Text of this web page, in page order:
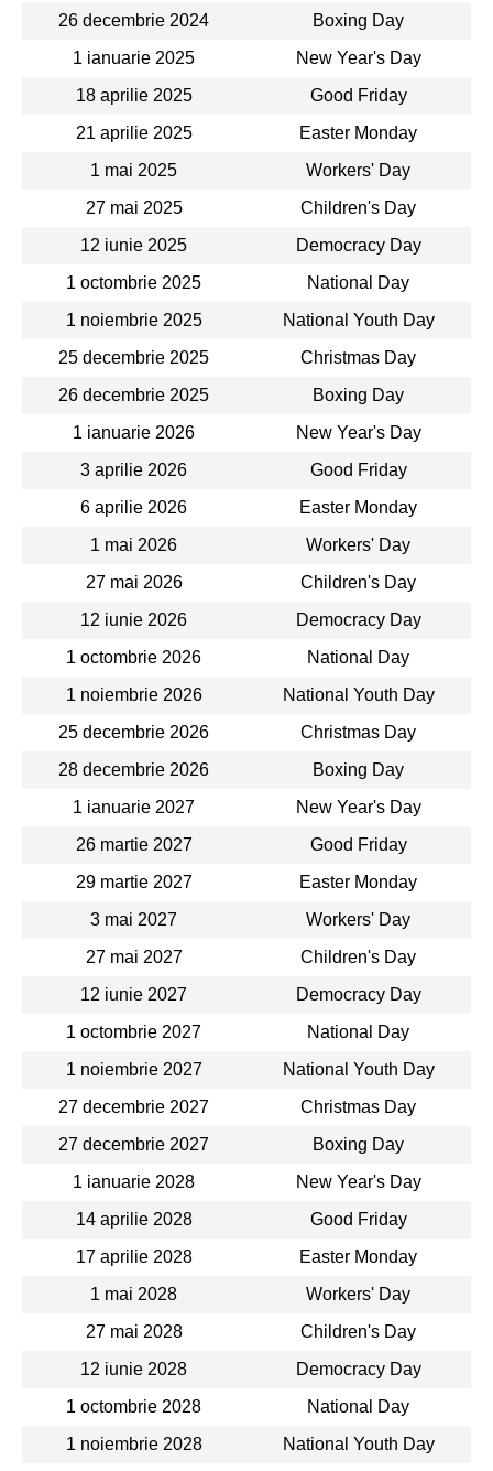
26 decembrie 2024
Boxing Day
1 ianuarie 2025
New Year's Day
18 aprilie 2025
Good Friday
21 aprilie 2025
Easter Monday
1 mai 2025
Workers' Day
27 mai 2025
Children's Day
12 iunie 2025
Democracy Day
1 octombrie 2025
National Day
1 noiembrie 2025
National Youth Day
25 decembrie 2025
Christmas Day
26 decembrie 2025
Boxing Day
1 ianuarie 2026
New Year's Day
3 aprilie 2026
Good Friday
6 aprilie 2026
Easter Monday
1 mai 2026
Workers' Day
27 mai 2026
Children's Day
12 iunie 2026
Democracy Day
1 octombrie 2026
National Day
1 noiembrie 2026
National Youth Day
25 decembrie 2026
Christmas Day
28 decembrie 2026
Boxing Day
1 ianuarie 2027
New Year's Day
26 martie 2027
Good Friday
29 martie 2027
Easter Monday
3 mai 2027
Workers' Day
27 mai 2027
Children's Day
12 iunie 2027
Democracy Day
1 octombrie 2027
National Day
1 noiembrie 2027
National Youth Day
27 decembrie 2027
Christmas Day
27 decembrie 2027
Boxing Day
1 ianuarie 2028
New Year's Day
14 aprilie 2028
Good Friday
17 aprilie 2028
Easter Monday
1 mai 2028
Workers' Day
27 mai 2028
Children's Day
12 iunie 2028
Democracy Day
1 octombrie 2028
National Day
1 noiembrie 2028
National Youth Day